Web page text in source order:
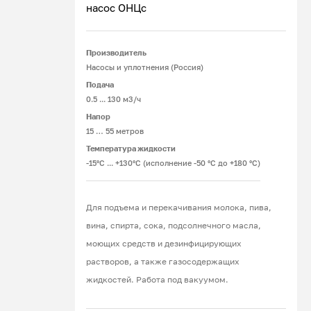
находящимися в зацеплении зубьями
вращающихся шестерен,
перемещение ее в рабочую камеру и
далее, в напорный патрубок.
Диафрагменные (мембранные)
насосы
насосов этого типа – возможность
перекачивания крови любой вязкости и
степени загрязнения твердыми
включениями размером до 20 мм. В них
нет вращающихся частей, привод
служат две эластичные мембраны, они
Последовательно изгибаясь,
насос ОНЦс
Производитель
Насосы и уплотнения (Россия)
Подача
0.5 ... 130 м3/ч
Напор
15 … 55 метров
Температура жидкости
-15°С ... +130°С (исполнение -50 °С до +180 °С)
Для подъема и перекачивания молока, пива,
вина, спирта, сока, подсолнечного масла,
моющих средств и дезинфицирующих
растворов, а также газосодержащих
жидкостей. Работа под вакуумом.